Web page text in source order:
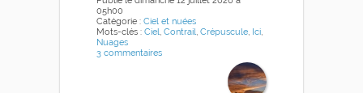
05h00
Catégorie : Ciel et nuées
Mots-clés : Ciel, Contrail, Crépuscule, Ici,
Nuages
3 commentaires